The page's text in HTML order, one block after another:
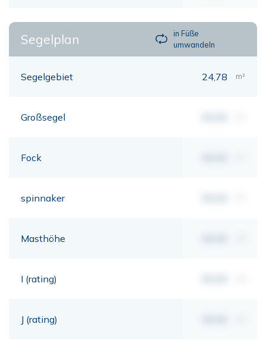
Segelplan
in Füße
umwandeln
Segelgebiet 24,78 m²
Großsegel
Fock
spinnaker
Masthöhe
I (rating)
J (rating)